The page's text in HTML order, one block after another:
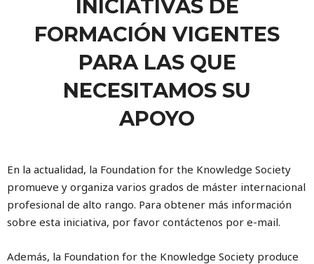
INICIATIVAS DE
FORMACIÓN VIGENTES
PARA LAS QUE
NECESITAMOS SU
APOYO
En la actualidad, la Foundation for the Knowledge Society
promueve y organiza varios grados de máster internacional
profesional de alto rango. Para obtener más información
sobre esta iniciativa, por favor contáctenos por e-mail.
Además, la Foundation for the Knowledge Society produce